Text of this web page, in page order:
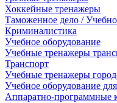
Хоккейные тренажеры
Таможенное дело /
Криминалистика
Учебное оборудование
Учебные тренажеры
Транспорт
Учебные тренажеры
Учебное оборудование
Аппаратно-программные